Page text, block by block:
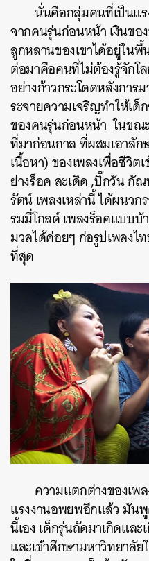
นั่นคือกลุ่มคนที่เป็นแ
จากคนรุ่นก่อนหน้า เงินขอ
ลูกหลานของเขาได้อยู่ในพื้
ต่อมาคือคนที่ไม่ต้องรู้จักโ
อย่างก้าวกระโดดหลังการ
ระจายความเจริญทำให้เด็
ของคนรุ่นก่อนหน้า ในขณ
ที่มาก่อนกาล ที่ผสมเอาลั
เนื้อหา) ของเพลงเพื่อชีวิต
ย่างร็อค สะเดิด ,บิ๊กวัน กั
รัตน์ เพลงเหล่านี้ ได้ผนว
รมมี่โกลด์ เพลงร็อคแบบบ้
มวลได้ค่อยๆ ก่อรูปเพลงไ
ที่สุด
ความแตกต่างของเพ
แรงงานอพยพอีกแล้ว มัน
นี้เอง เด็กรุ่นถัดมาเกิดแล
และเข้าศึกษามหาวิทยาลั